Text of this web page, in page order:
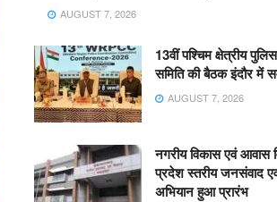
AUGUST 7, 2026
13वीं पश्चिम क्षेत्रीय
समिति की बैठक इंदौर में
AUGUST 7, 2026
नगरीय विकास एवं आवास
प्रदेश स्तरीय जनसंवाद
अभियान हुआ प्रारंभ